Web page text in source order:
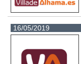
16/05/2019